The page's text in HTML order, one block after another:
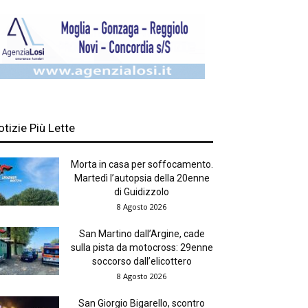
Più Lette
Morta in casa per soffocamento.
Martedì l’autopsia della 20enne
di Guidizzolo
8 Agosto 2026
San Martino dall’Argine, cade
sulla pista da motocross: 29enne
soccorso dall’elicottero
8 Agosto 2026
San Giorgio Bigarello, scontro